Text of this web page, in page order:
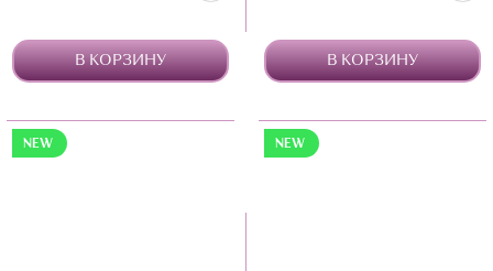
В КОРЗИНУ В КОРЗИНУ
NEW NEW